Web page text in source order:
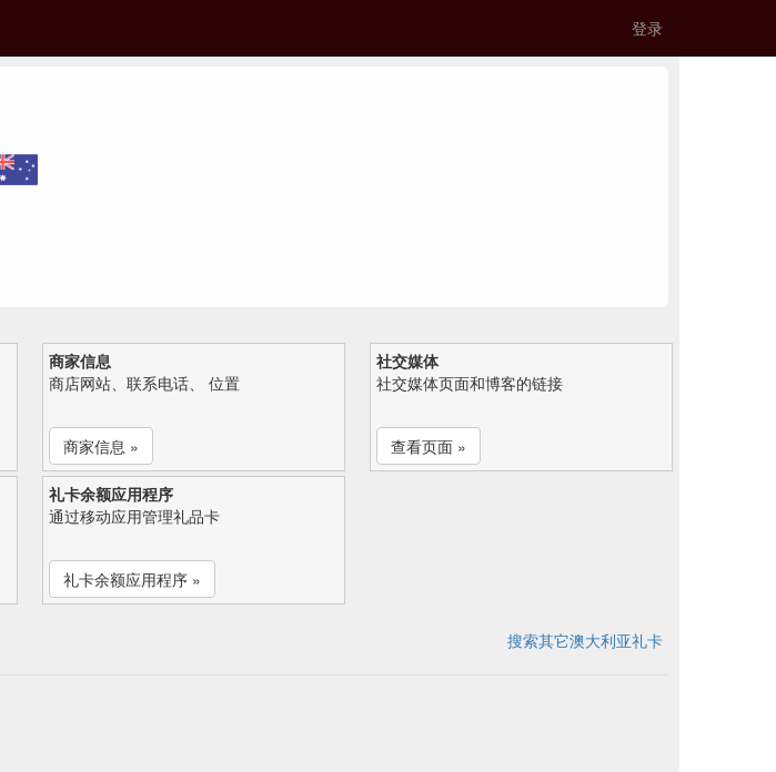
登录
商家信息
商店网站、联系电话、 位置
商家信息 »
社交媒体
社交媒体页面和博客的链接
查看页面 »
礼卡余额应用程序
通过移动应用管理礼品卡
礼卡余额应用程序 »
搜索其它澳大利亚礼卡